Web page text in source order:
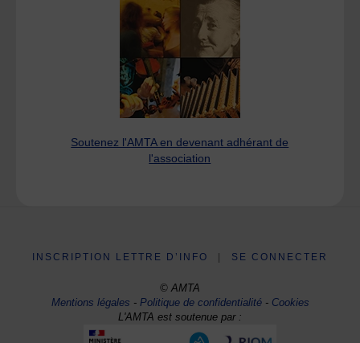
Soutenez l'AMTA en devenant adhérant de
l'association
INSCRIPTION LETTRE D’INFO SE CONNECTER
© AMTA
Mentions légales -Politique de confidentialité- Cookies
L'AMTA est soutenue par :